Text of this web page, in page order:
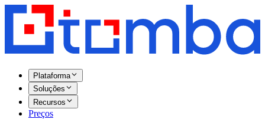
Plataforma
Soluções
Recursos
Preços